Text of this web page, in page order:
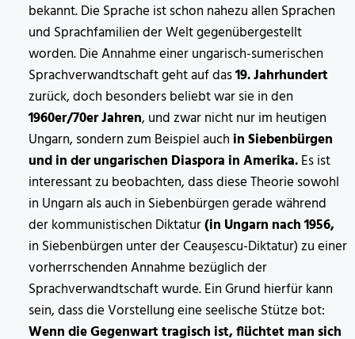
bekannt. Die Sprache ist schon nahezu allen Sprachen
und Sprachfamilien der Welt gegenübergestellt
worden. Die Annahme einer ungarisch-sumerischen
Sprachverwandtschaft geht auf das19. Jahrhundert
zurück, doch besonders beliebt war sie in den
1960er/70er Jahren, und zwar nicht nur im heutigen
Ungarn, sondern zum Beispiel auch in Siebenbürgen
und in der ungarischen Diaspora in Amerika.Es ist
interessant zu beobachten, dass diese Theorie sowohl
in Ungarn als auch in Siebenbürgen gerade während
der kommunistischen Diktatur(in Ungarn nach 1956,
in Siebenbürgen unter der Ceaușescu-Diktatur) zu einer
vorherrschenden Annahme bezüglich der
Sprachverwandtschaft wurde. Ein Grund hierfür kann
sein, dass die Vorstellung eine seelische Stütze bot:
Wenn die Gegenwart tragisch ist, flüchtet man sich